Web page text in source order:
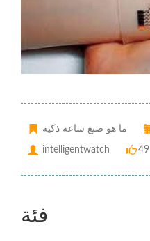
ما هو صنع ساعة ذكية
intelligentwatch 49
فئة